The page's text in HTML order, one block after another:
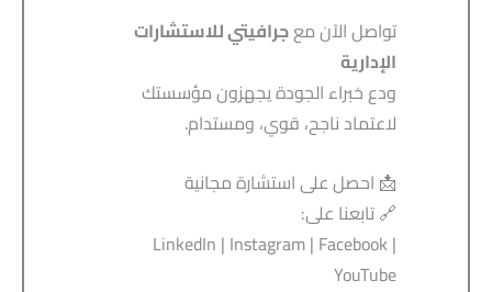
تواصل الآن معجرافيتي للاستشارات
الإدارية
ودع خبراء الجودة يجهزون مؤسستك
لاعتماد ناجح، قوي، ومستدام.
📩 احصل على استشارة مجانية
🔗 تابعنا على:
LinkedIn | Instagram | Facebook |
YouTube